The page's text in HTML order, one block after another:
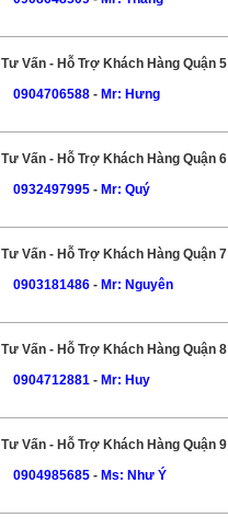
Tư Vấn - Hỗ Trợ Khách Hàng Quận 5
0904706588- Mr: Hưng
Tư Vấn - Hỗ Trợ Khách Hàng Quận 6
0932497995- Mr: Quý
Tư Vấn - Hỗ Trợ Khách Hàng Quận 7
0903181486- Mr: Nguyên
Tư Vấn - Hỗ Trợ Khách Hàng Quận 8
0904712881- Mr: Huy
Tư Vấn - Hỗ Trợ Khách Hàng Quận 9
0904985685- Ms: Như Ý